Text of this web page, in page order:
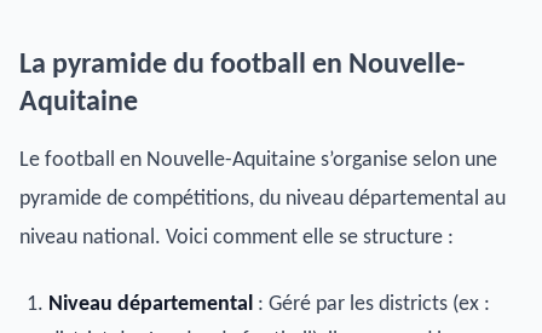
La pyramide du football en Nouvelle-
Aquitaine
Le football en Nouvelle-Aquitaine s’organise selon une
pyramide de compétitions, du niveau départemental au
niveau national. Voici comment elle se structure :
Niveau départemental : Géré par les districts (ex :